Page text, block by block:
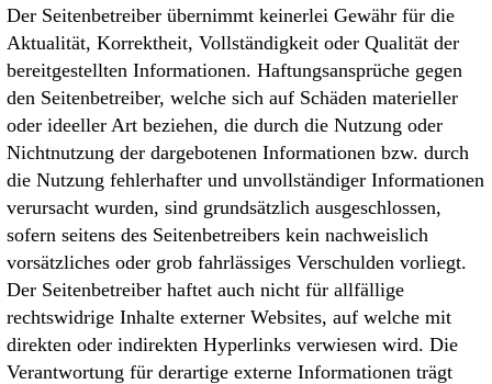
Der Seitenbetreiber übernimmt keinerlei Gewähr für die
Aktualität, Korrektheit, Vollständigkeit oder Qualität der
bereitgestellten Informationen. Haftungsansprüche gegen
den Seitenbetreiber, welche sich auf Schäden materieller
oder ideeller Art beziehen, die durch die Nutzung oder
Nichtnutzung der dargebotenen Informationen bzw. durch
die Nutzung fehlerhafter und unvollständiger Informationen
verursacht wurden, sind grundsätzlich ausgeschlossen,
sofern seitens des Seitenbetreibers kein nachweislich
vorsätzliches oder grob fahrlässiges Verschulden vorliegt.
Der Seitenbetreiber haftet auch nicht für allfällige
rechtswidrige Inhalte externer Websites, auf welche mit
direkten oder indirekten Hyperlinks verwiesen wird. Die
Verantwortung für derartige externe Informationen trägt